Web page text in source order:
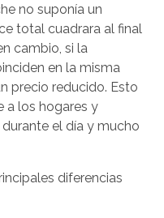
no suponía un
total cuadrara al final
cambio, si la
en la misma
precio reducido. Esto
a los hogares y
el día y mucho
diferencias